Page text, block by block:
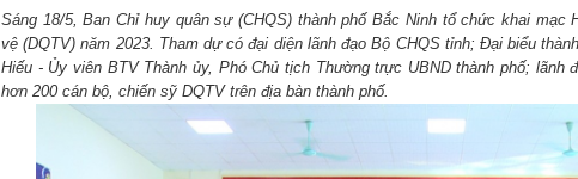
Sáng 18/5, Ban Chỉ huy quân sự (CHQS) thành phố Bắc Ninh tổ chức khai mạc
vệ (DQTV) năm 2023. Tham dự có đại diện lãnh đạo Bộ CHQS tỉnh; Đại biểu
Hiếu - Ủy viên BTV Thành ủy, Phó Chủ tịch Thường trực UBND thành phố; lãnh
hơn 200 cán bộ, chiến sỹ DQTV trên địa bàn thành phố.